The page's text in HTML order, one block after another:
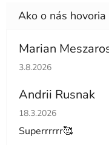
Marian
Hodnotenie
3.8.2026
Andrii Rusnak
Hodnotenie
18.3.2026
Superrrrrr🥰